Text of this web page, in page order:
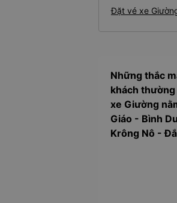
Đặt vé xe
Những thắc
khách
xe Giường
Giáo - Bình
Krông Nô -